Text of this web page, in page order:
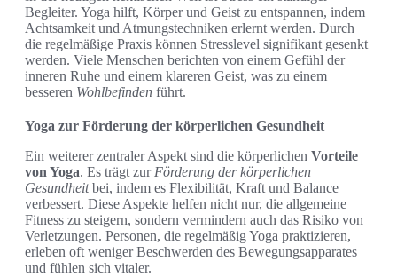
Begleiter. Yoga hilft, Körper und Geist zu entspannen, indem
Achtsamkeit und Atmungstechniken erlernt werden. Durch
die regelmäßige Praxis können Stresslevel signifikant gesenkt
werden. Viele Menschen berichten von einem Gefühl der
inneren Ruhe und einem klareren Geist, was zu einem
besseren Wohlbefinden führt.
Yoga zur Förderung der körperlichen Gesundheit
Ein weiterer zentraler Aspekt sind die körperlichen Vorteile
von Yoga. Es trägt zur Förderung der körperlichen
Gesundheitbei, indem es Flexibilität, Kraft und Balance
verbessert. Diese Aspekte helfen nicht nur, die allgemeine
Fitness zu steigern, sondern vermindern auch das Risiko von
Verletzungen. Personen, die regelmäßig Yoga praktizieren,
erleben oft weniger Beschwerden des Bewegungsapparates
und fühlen sich vitaler.